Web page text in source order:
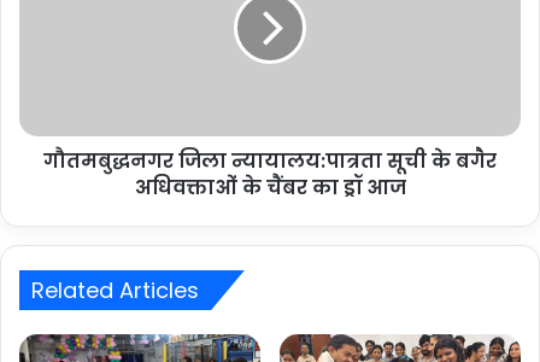
गौतमबुद्धनगर जिला न्यायालय:पात्रता सूची के बगैर
अधिवक्ताओं के चैंबर का ड्रॉ आज
Related Articles